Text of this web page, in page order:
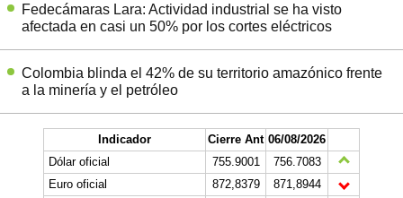
Fedecámaras Lara: Actividad industrial se ha visto
afectada en casi un 50% por los cortes eléctricos
Colombia blinda el 42% de su territorio amazónico frente
a la minería y el petróleo
Indicador Cierre Ant 06/08/2026
Dólar oficial
755.9001
756.7083
Euro oficial
872,8379
871,8944